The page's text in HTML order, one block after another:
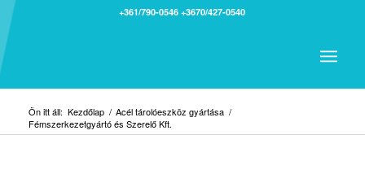
+361/790-0546 +3670/427-0540
Ön itt áll: Kezdőlap / Acél tárolóeszköz gyártása /
Fémszerkezetgyártó és Szerelő Kft.